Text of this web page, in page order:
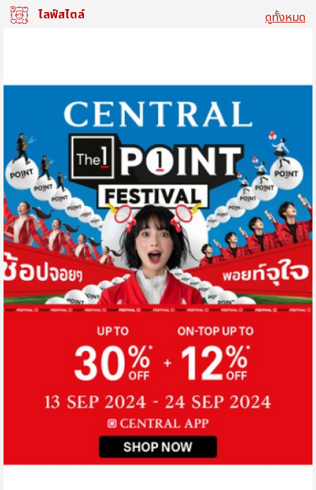
ไลฟ์สไตล์ ดูทั้งหมด